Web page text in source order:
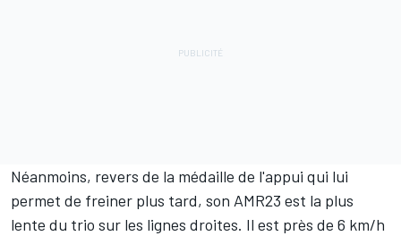
Néanmoins, revers de la médaille de l'appui qui lui
permet de freiner plus tard, son AMR23 est la plus
lente du trio sur les lignes droites. Il est près de 6 km/h